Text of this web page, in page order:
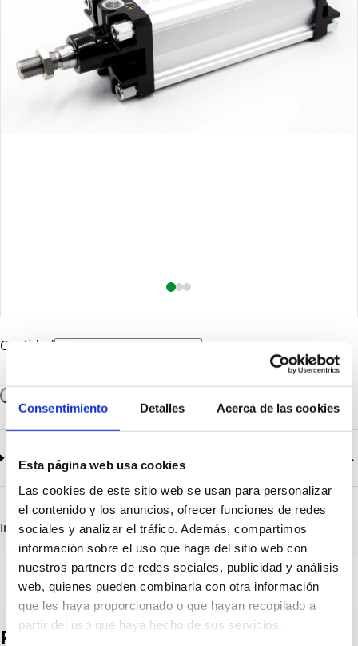
Consentimiento Detalles Acerca de las cookies
Esta página web usa cookies
Las cookies de este sitio web se usan para personalizar
el contenido y los anuncios, ofrecer funciones de redes
sociales y analizar el tráfico. Además, compartimos
información sobre el uso que haga del sitio web con
nuestros partners de redes sociales, publicidad y análisis
web, quienes pueden combinarla con otra información
que les haya proporcionado o que hayan recopilado a
partir del uso que haya hecho de sus servicios.
Cantidad
Documentación
CatalogoGeneral-EN.pdf
Descargar
Serie_1319-1320-1321.pdf
Descargar
Información destacada Detalles técnicosVista 3D
Productos destacados